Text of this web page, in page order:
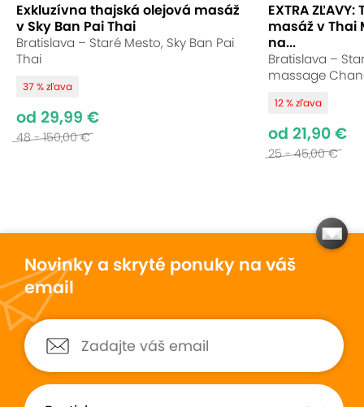
Exkluzívna thajská olejová masáž
v Sky Ban Pai Thai
Bratislava – Staré Mesto, Sky Ban Pai
Thai
37 % zľava
od 29,99 €
48 - 150,00 €
EXTRA
masáž v Thai
na...
Bratislava –
massage
12 % zľava
od 21,90 €
25 - 45,00 €
Novinky a skryté ponuky na váš
email